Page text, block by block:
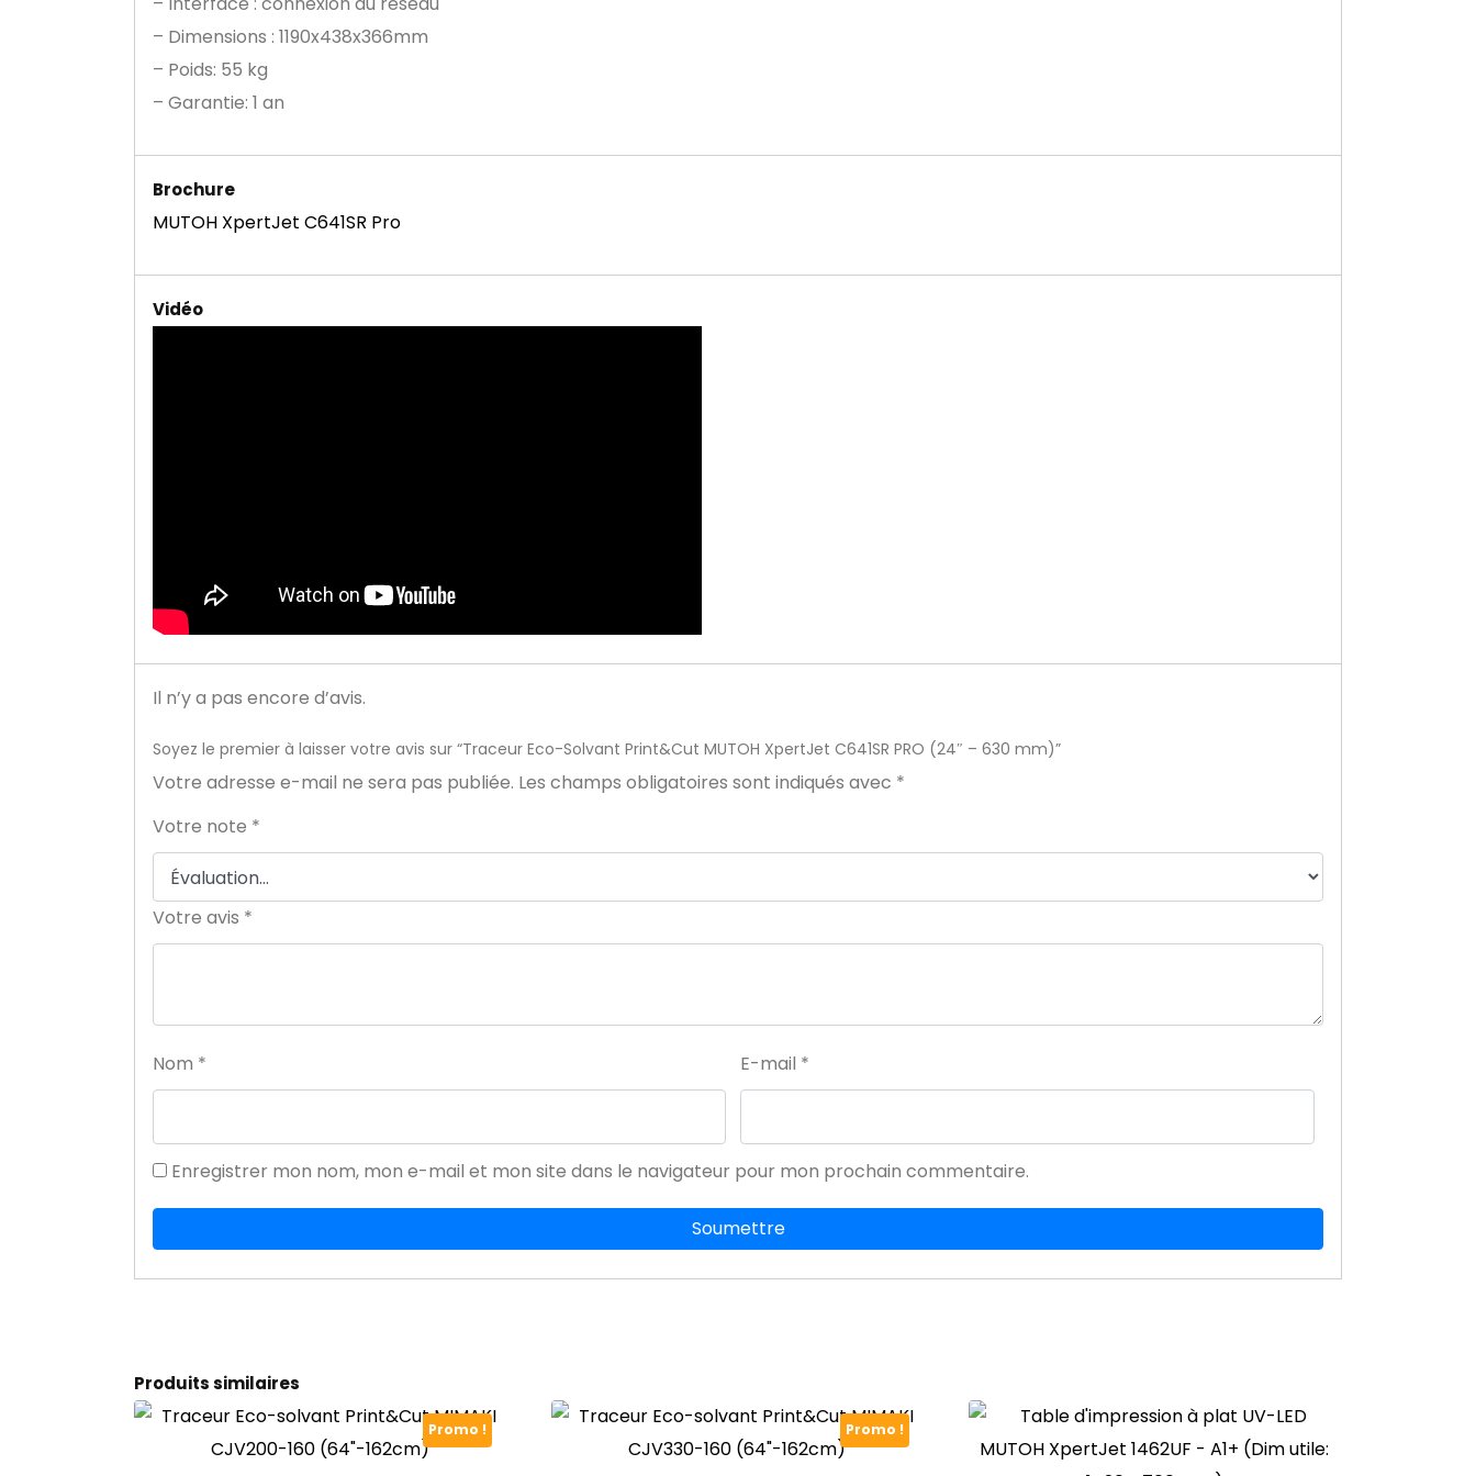
– Dimensions : 1190x438x366mm
– Poids: 55 kg
– Garantie: 1 an
Brochure
MUTOH XpertJet C641SR Pro
Vidéo
Il n’y a pas encore d’avis.
Soyez le premier à laisser votre avis sur “Traceur Eco-Solvant Print&Cut MUTOH XpertJet C641SR PRO (24″ – 630 mm)”
Votre adresse e-mail ne sera pas publiée. Les champs obligatoires sont indiqués avec *
Votre note *
Votre avis *
Nom * E-mail *
Enregistrer mon nom, mon e-mail et mon site dans le navigateur pour mon prochain commentaire.
Produits similaires
Promo ! Promo !